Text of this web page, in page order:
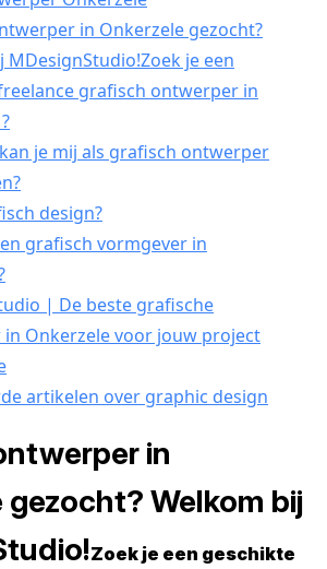
in Onkerzele gezocht?
MDesignStudio!Zoek je een
grafisch ontwerper in
je mij als grafisch ontwerper
design?
grafisch vormgever in
| De beste grafische
Onkerzele voor jouw project
artikelen over graphic design
in
gezocht? Welkom bij
Zoek je een geschikte